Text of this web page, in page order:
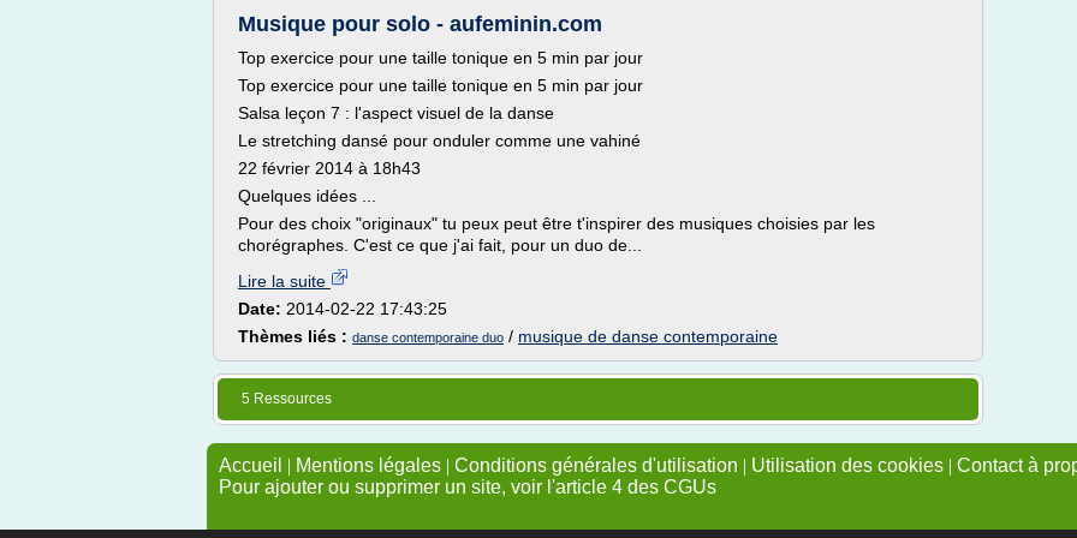
Musique pour solo - aufeminin.com
Top exercice pour une taille tonique en 5 min par jour
Top exercice pour une taille tonique en 5 min par jour
Salsa leçon 7 : l'aspect visuel de la danse
Le stretching dansé pour onduler comme une vahiné
22 février 2014 à 18h43
Quelques idées ...
Pour des choix "originaux" tu peux peut être t'inspirer des musiques choisies par les
chorégraphes. C'est ce que j'ai fait, pour un duo de...
Lire la suite
Date: 2014-02-22 17:43:25
Thèmes liés : danse contemporaine duo / musique de danse contemporaine
5 Ressources
Accueil | Mentions légales | Conditions générales d'utilisation | Utilisation des cookies | Contact à
Pour ajouter ou supprimer un site, voir l'article 4 des CGUs